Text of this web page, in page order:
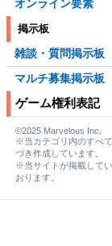
オンライン要素
掲示板
雑談・質問掲示板
マルチ募集掲示板
ゲーム権利表記
©2025 Marvelous Inc.
※当カテゴリ内のすべ
づき作成しています。
※当サイトが掲載して
おります。